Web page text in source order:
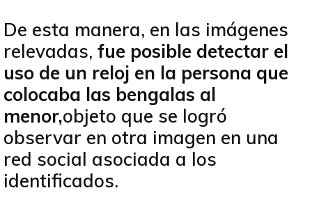
De esta manera, en las imágenes
relevadas, fue posible detectar el
uso de un reloj en la persona que
colocaba las bengalas al
menor,objeto que se logró
observar en otra imagen en una
red social asociada a los
identificados.